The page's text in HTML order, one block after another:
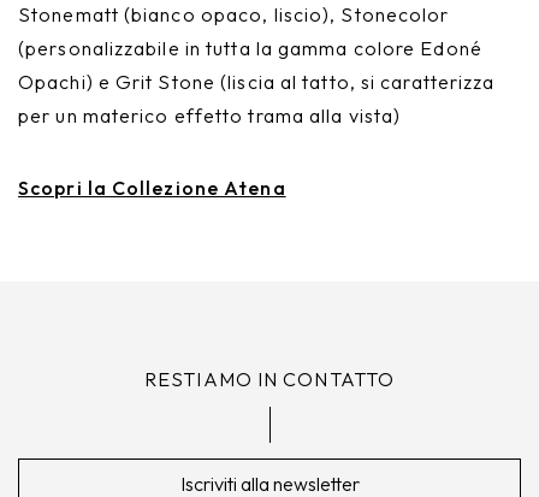
Stonematt (bianco opaco, liscio), Stonecolor
(personalizzabile in tutta la gamma colore Edoné
Opachi) e Grit Stone (liscia al tatto, si caratterizza
per un materico effetto trama alla vista)
Scopri la Collezione Atena
RESTIAMO IN CONTATTO
Iscriviti alla newsletter